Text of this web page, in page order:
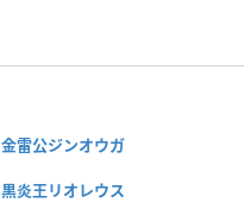
金雷公ジンオウガ
黒炎王リオレウス